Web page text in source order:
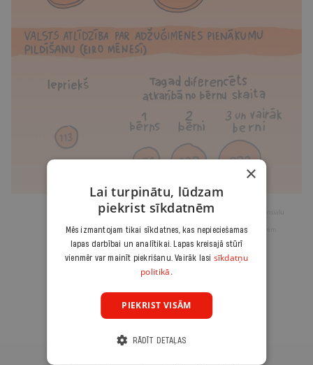
×
Lai turpinātu, lūdzam
piekrist sīkdatnēm
Mēs izmantojam tikai sīkdatnes, kas nepieciešamas
lapas darbībai un analītikai. Lapas kreisajā stūrī
vienmēr var mainīt piekrišanu. Vairāk lasi sīkdatņu
politikā.
PIEKRIST VISĀM
RĀDĪT DETAĻAS